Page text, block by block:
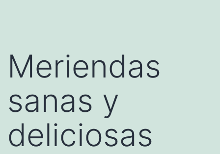
Meriendas
sanas y
deliciosas